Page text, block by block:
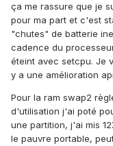
ça me rassure que je
pour ma part et c'est
"chutes" de batterie
cadence du
éteint avec setcpu. Je
y a une amélioration
Pour la ram swap2
d'utilisation j'ai poté
une partition, j'ai mis
le pauvre portable,